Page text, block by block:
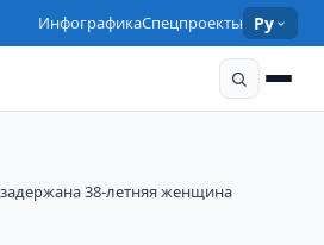
ИнфографикаСпецпроекты Ру
38-летняя женщина